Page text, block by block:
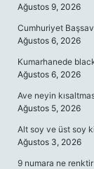
Ağustos 9, 2026
Cumhuriyet
Ağustos 6, 2026
Kumarhanede
Ağustos 6, 2026
Ave neyin
Ağustos 5, 2026
Alt soy ve üst soy
Ağustos 3, 2026
9 numara ne renktir